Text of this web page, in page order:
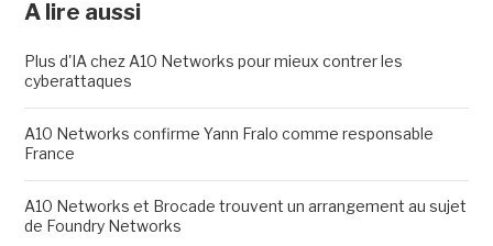
A lire aussi
Plus d'IA chez A10 Networks pour mieux contrer les
cyberattaques
A10 Networks confirme Yann Fralo comme responsable
France
A10 Networks et Brocade trouvent un arrangement au sujet
de Foundry Networks